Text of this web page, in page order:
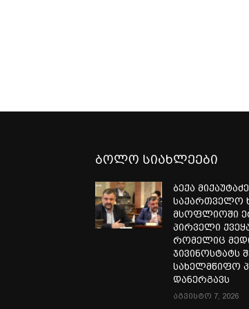
ბოლო სიახლეები
ბექა
საქართველო
მსოფლიოში
პირველი
რომელიც
ჯივინოსტატს
სახელმწიფო
დანერგავს
აგვისტო 7, 2026